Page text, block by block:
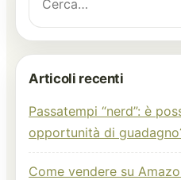
Articoli recenti
Passatempi “nerd”: è
opportunità di
Come vendere su